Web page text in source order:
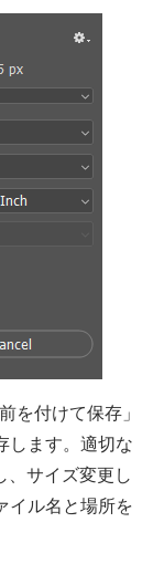
を付けて保存」
します。適切な
、サイズ変更し
イル名と場所を